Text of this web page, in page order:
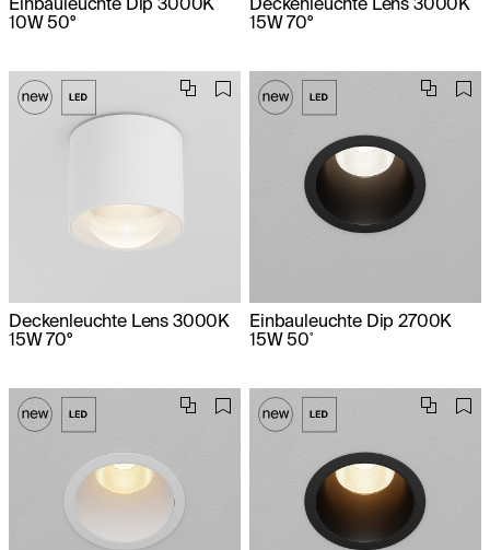
10W 50°
15W 70°
Deckenleuchte Lens 3000K
15W 70°
Einbauleuchte Dip 2700K
15W 50˚